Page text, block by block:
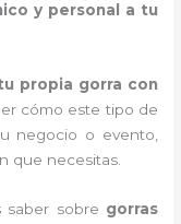
y personal a tu
propia gorra con
cómo este tipo de
negocio o evento,
que necesitas.
sobre gorras